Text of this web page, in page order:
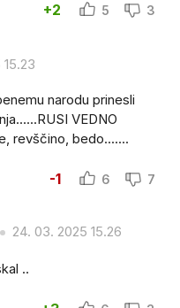
+2 5 3
narodu prinesli
VEDNO
revščino, bedo.......
-1 6 7
24. 03. 2025 15.26
..